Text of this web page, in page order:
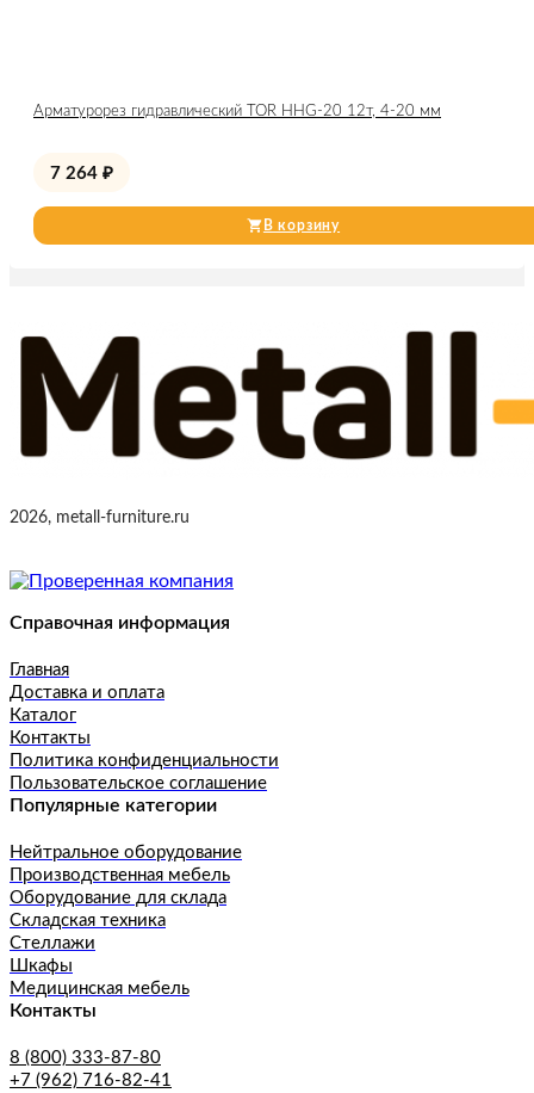
Арматурорез гидравлический TOR HHG-20 12т, 4-20 мм
7 264 ₽
В корзину
2026, metall-furniture.ru
Справочная информация
Главная
Доставка и оплата
Каталог
Контакты
Политика конфиденциальности
Пользовательское соглашение
Популярные категории
Нейтральное оборудование
Производственная мебель
Оборудование для склада
Складская техника
Стеллажи
Шкафы
Медицинская мебель
Контакты
8 (800) 333-87-80
+7 (962) 716-82-41